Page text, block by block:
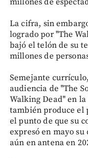
La cifra, sin
logrado por "The
bajó el telón de su
millones de
Semejante
audiencia de "The
Walking Dead" en
también produce el
el punto de que su
expresó en mayo
aún en antena en